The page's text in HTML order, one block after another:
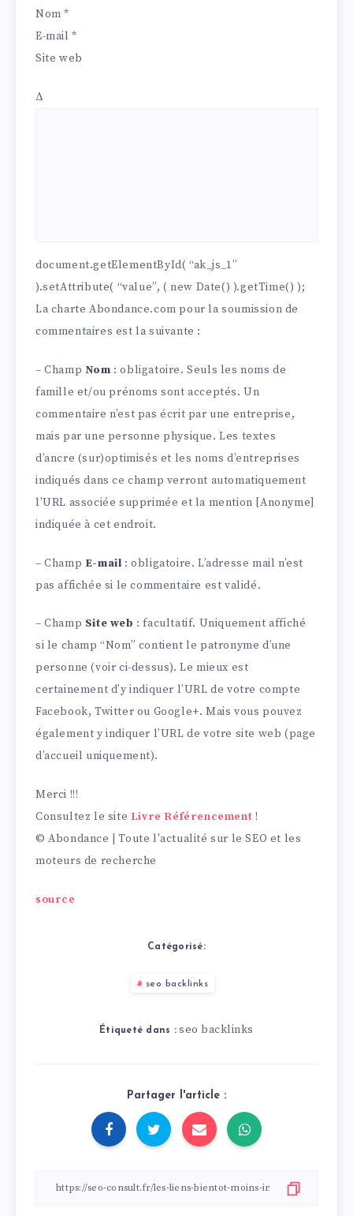
Nom*
E-mail*
Site web
Δ
document.getElementById( “ak_js_1”
).setAttribute( “value”, ( new Date() ).getTime() );
La charte Abondance.com pour la soumission de
commentaires est la suivante :
– Champ Nom : obligatoire. Seuls les noms de
famille et/ou prénoms sont acceptés. Un
commentaire n’est pas écrit par une entreprise,
mais par une personne physique. Les textes
d’ancre (sur)optimisés et les noms d’entreprises
indiqués dans ce champ verront automatiquement
l’URL associée supprimée et la mention [Anonyme]
indiquée à cet endroit.
– Champ E-mail : obligatoire. L’adresse mail n’est
pas affichée si le commentaire est validé.
– Champ Site web : facultatif. Uniquement affiché
si le champ “Nom” contient le patronyme d’une
personne (voir ci-dessus). Le mieux est
certainement d’y indiquer l’URL de votre compte
Facebook, Twitter ou Google+. Mais vous pouvez
également y indiquer l’URL de votre site web (page
d’accueil uniquement).
Merci !!!
Consultez le site Livre Référencement !
© Abondance | Toute l'actualité sur le SEO et les
moteurs de recherche
source
Catégorisé:
seo backlinks
Étiqueté dans : seo backlinks
Partager l'article :